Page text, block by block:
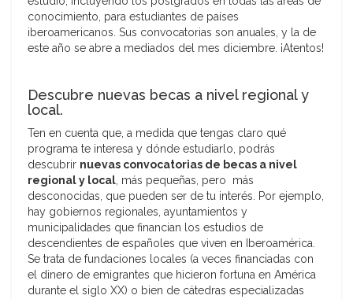
conocimiento, para estudiantes de países
iberoamericanos. Sus convocatorias son anuales, y la de
este año se abre a mediados del mes diciembre. ¡Atentos!
Descubre nuevas becas a nivel regional y
local.
Ten en cuenta que, a medida que tengas claro qué
programa te interesa y dónde estudiarlo, podrás
descubrir nuevas convocatorias de becas a nivel
regional y local , más pequeñas, pero más
desconocidas, que pueden ser de tu interés. Por ejemplo,
hay gobiernos regionales, ayuntamientos y
municipalidades que financian los estudios de
descendientes de españoles que viven en Iberoamérica.
Se trata de fundaciones locales (a veces financiadas con
el dinero de emigrantes que hicieron fortuna en América
durante el siglo XX) o bien de cátedras especializadas